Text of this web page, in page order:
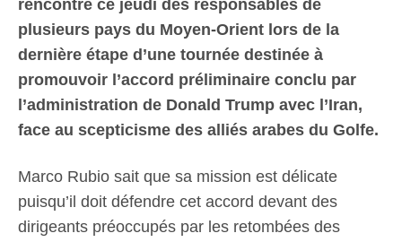
rencontre ce jeudi des responsables de
plusieurs pays du Moyen-Orient lors de la
dernière étape d’une tournée destinée à
promouvoir l’accord préliminaire conclu par
l’administration de Donald Trump avec l’Iran,
face au scepticisme des alliés arabes du Golfe.
Marco Rubio sait que sa mission est délicate
puisqu’il doit défendre cet accord devant des
dirigeants préoccupés par les retombées des